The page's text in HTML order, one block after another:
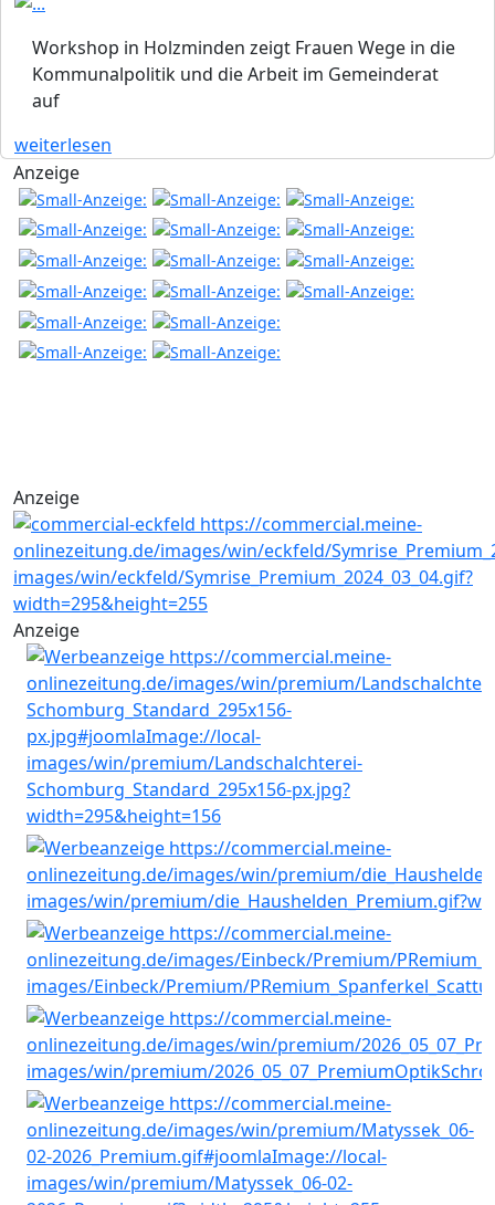
Workshop in Holzminden zeigt Frauen Wege in die
Kommunalpolitik und die Arbeit im Gemeinderat
auf
weiterlesen
Anzeige
Anzeige
Anzeige